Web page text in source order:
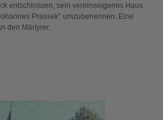
entschlossen, sein vereinseigenes Haus
Prassek“ umzubenennen. Eine
den Märtyrer.